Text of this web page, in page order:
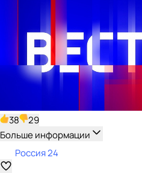
38
29
Больше информации
Россия 24